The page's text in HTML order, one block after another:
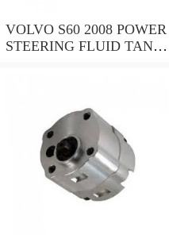
VOLVO S60 2008 POWER
STEERING FLUID TANK